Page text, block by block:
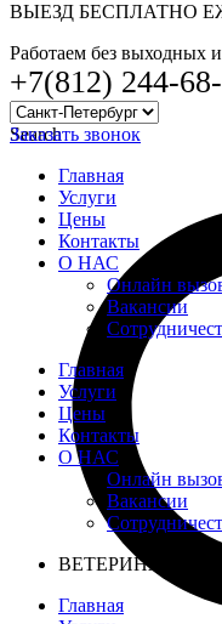
ВЫЕЗД БЕСПЛАТНО
Работаем без выходных
+7(812) 244-
Search
Заказать звонок
Главная
Услуги
Цены
Контакты
О НАС
Онлайн
Вакансии
Главная
Услуги
Цены
Контакты
О НАС
Онлайн
Вакансии
ВЕТЕРИНАРНАЯ
Главная